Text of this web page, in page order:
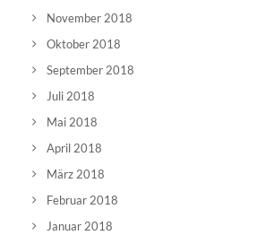
November 2018
Oktober 2018
September 2018
Juli 2018
Mai 2018
April 2018
März 2018
Februar 2018
Januar 2018